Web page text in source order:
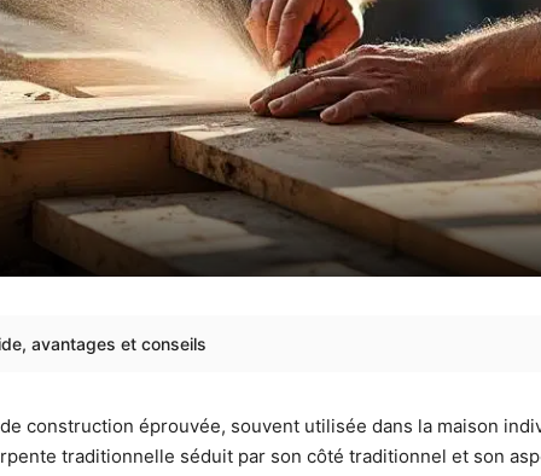
avantages et conseils
construction éprouvée, souvent utilisée dans la maison
traditionnelle séduit par son côté traditionnel et son